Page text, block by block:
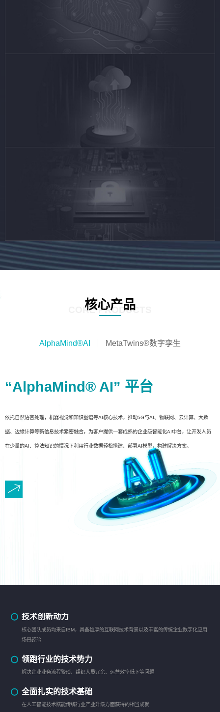
核心产品
CORE PRODUCTS
AlphaMind®AI MetaTwins®数字孪生
“AlphaMind® AI” 平台
依托自然语言处理，机器视觉和知识图谱等AI核心技术，推动5G与AI、物联网、云计算、大数
据、边缘计算等新信息技术紧密融合，为客户提供一套成熟的企业级智能化AI中台，让开发人员
在少量的AI、算法知识的情况下利用行业数据轻松搭建、部署AI模型，构建解决方案。
技术创新动力
核心团队成员均来自IBM，具备雄厚的互联网技术背景以及丰富的传统企业数字化应用
场景经验
领跑行业的技术势力
解决企业业务流程繁琐、组织人员冗余、运营效率低下等问题
全面扎实的技术基础
在人工智能技术赋能传统行业产业升级方面获得的相当成就